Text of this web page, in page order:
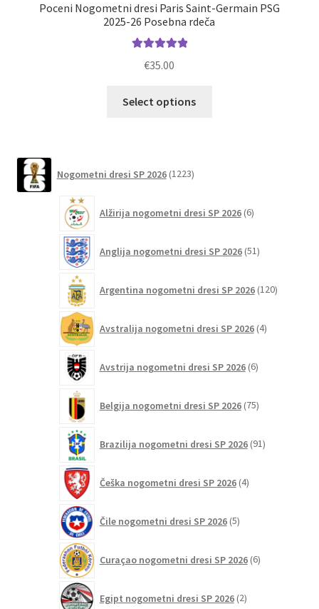
Poceni Nogometni dresi Paris Saint-Germain PSG
2025-26 Posebna rdeča
€35.00
Select options
izberete
strani
Nogometni dresi SP 2026 1223izdelkov
Alžirija nogometni dresi SP 2026 6izdelkov
Anglija nogometni dresi SP 2026 51izdelkov
Argentina nogometni dresi SP 2026 120izdelkov
Avstralija nogometni dresi SP 2026 4izdelki
Avstrija nogometni dresi SP 2026 6izdelkov
Belgija nogometni dresi SP 2026 75izdelkov
Brazilija nogometni dresi SP 2026 91izdelkov
Češka nogometni dresi SP 2026 4izdelki
Čile nogometni dresi SP 2026 5izdelkov
Curaçao nogometni dresi SP 2026 6izdelkov
Egipt nogometni dresi SP 2026 2izdelka